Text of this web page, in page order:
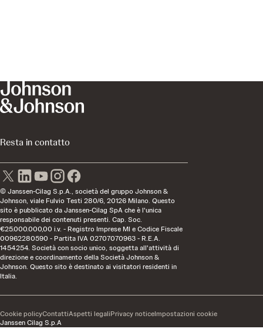
Resta in contatto
© Janssen-Cilag S.p.A., società del gruppo Johnson &
Johnson, viale Fulvio Testi 280/6, 20126 Milano. Questo
sito è pubblicato da Janssen-Cilag SpA che è l'unica
responsabile dei contenuti presenti. Cap. Soc.
€25.000.000,00 i.v. - Registro Imprese MI e Codice Fiscale
00962280590 - Partita IVA 02707070963 - R.E.A.
1454254. Società con socio unico, soggetta all'attività di
direzione e coordinamento della Società Johnson &
Johnson. Questo sito è destinato ai visitatori residenti in
Italia.
Janssen Cilag S.p.A
Cookie policyContattiAspetti legaliPrivacy noticeImpostazioni cookie